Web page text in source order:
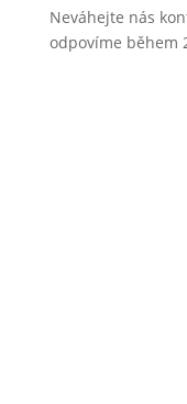
Neváhejte nás
odpovíme během